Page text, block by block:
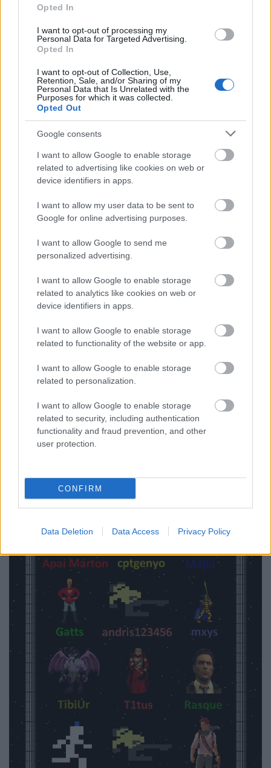
Opted In
I want to opt-out of processing my
Personal Data for Targeted Advertising.
Opted In
I want to opt-out of Collection, Use,
Retention, Sale, and/or Sharing of my
Personal Data that Is Unrelated with the
Purposes for which it was collected.
Opted Out
Google consents
I want to allow Google to enable storage
related to advertising like cookies on web or
device identifiers in apps.
I want to allow my user data to be sent to
Google for online advertising purposes.
I want to allow Google to send me
personalized advertising.
I want to allow Google to enable storage
related to analytics like cookies on web or
device identifiers in apps.
I want to allow Google to enable storage
related to functionality of the website or app.
I want to allow Google to enable storage
related to personalization.
I want to allow Google to enable storage
related to security, including authentication
functionality and fraud prevention, and other
user protection.
CONFIRM
Data Deletion Data Access Privacy Policy